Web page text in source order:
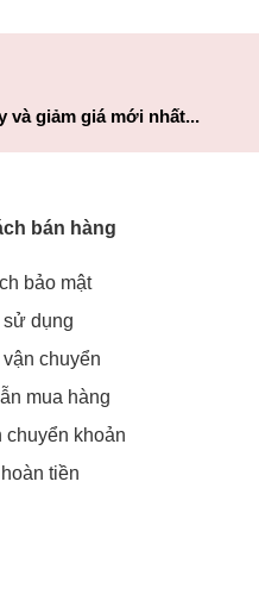
và giảm giá mới nhất...
bán hàng
bảo mật
dụng
chuyển
mua hàng
chuyển khoản
tiền